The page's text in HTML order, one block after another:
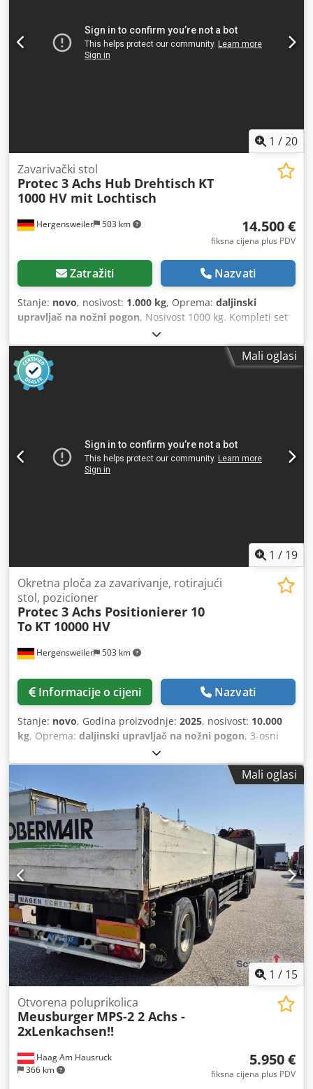
1 /20
Hergensweiler 503 km
Zavarivački stol
Protec 3 Achs Hub Drehtisch KT
1000 HV mit Lochtisch
14.500 €
fiksna cijena plus PDV
Zatražiti Nazvati
Stanje: novo, nosivost: 1.000 kg, Oprema: daljinski
upravljač na nožni pogon, Nosivost 1000 kg. Kompleti set
uključuje ručni i dvostruki nožni daljinski upravljač
(dostupno u rasponu od 600 kg do 10000 kg). Troosni
zavarivački rotacijski stol podesive visine s prolaznom
bušotinom 200 mm. Promjer ploče 900 mm s T-utorima,
alternativno s masivnom navojnom pločom dimenzija 2000
maks. 0,95 m. Brzina od 0,01 do 1,1 okr/min. Nagib do
135°. Ručni i dvostruki nožni daljinski upravljač s
digitalnim prikazom brzine. Vrlo robustan. Cijena ne
Mali oglasi
1 / 19
Hergensweiler 503 km
Okretna ploča za zavarivanje, rotirajući
stol, pozicioner
Protec 3 Achs Positionierer 10
To KT 10000 HV
Informacije o cijeni Nazvati
Stanje: novo, Godina proizvodnje: 2025, nosivost: 10.000
kg, Oprema: daljinski upravljač na nožni pogon, 3-osni
stol za zavarivanje i okretanje Protec KT 10 000 HV
Kompletan set uključujući ručni i dvostruki nožni daljinski
upravljač Digitalni prikaz brzine Hidrauličko podešavanje
visine Nagibni raspon 0 do 130° Dimenzije: minimalna
visina pri nagibu: 1050 mm Dwjdpfx Aox Th Suomxea
maksimalna visina pri nagibu: 2200 mm minimalna visina
u vodoravnom položaju: 1360 mm Promjer stezne ploče:
2000 mm Duljina: 3250 mm, Širina: 1700 mm Brzina od
0,05 do cca 0,6 okr/min (od 0,05 do 1,2 okr/min moguće)
Mali oglasi
1 / 15
Haag Am Hausruck
366 km
Otvorena poluprikolica
Meusburger MPS-2 2 Achs -
2xLenkachsen!!
5.950 €
fiksna cijena plus PDV